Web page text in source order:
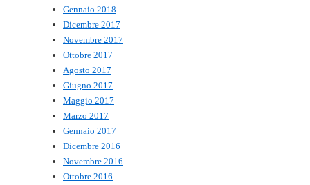
Gennaio 2018
Dicembre 2017
Novembre 2017
Ottobre 2017
Agosto 2017
Giugno 2017
Maggio 2017
Marzo 2017
Gennaio 2017
Dicembre 2016
Novembre 2016
Ottobre 2016